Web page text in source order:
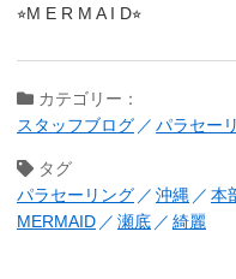
⭐︎M E R M A I D⭐︎
カテゴリー：
スタッフブログ
パラセー
タグ
パラセーリング
沖縄 本
MERMAID
瀬底 綺麗